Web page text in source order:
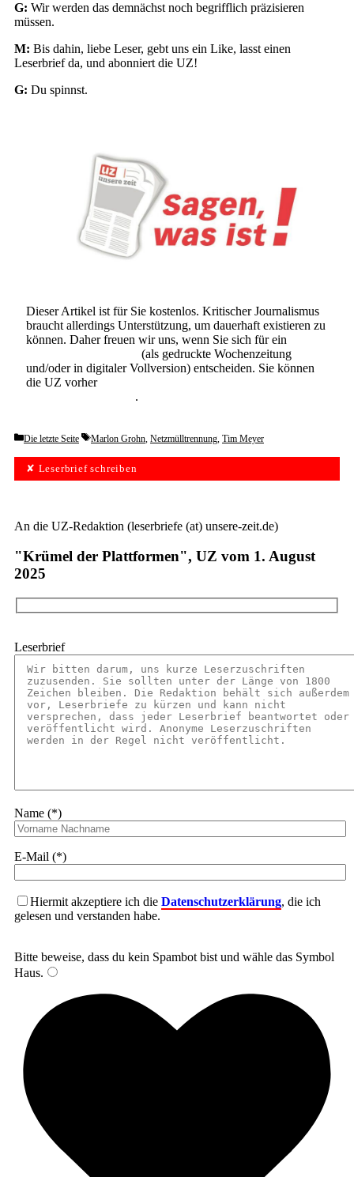
G: Wir werden das demnächst noch begrifflich präzisieren
müssen.
M: Bis dahin, liebe Leser, gebt uns ein Like, lasst einen
Leserbrief da, und abonniert die UZ!
G: Du spinnst.
Dieser Artikel ist für Sie kostenlos. Kritischer Journalismus
braucht allerdings Unterstützung, um dauerhaft existieren zu
können. Daher freuen wir uns, wenn Sie sich für ein
(als gedruckte Wochenzeitung
und/oder in digitaler Vollversion) entscheiden. Sie können
die UZ vorher
.
Categories
Die letzte Seite Tags
Marlon Grohn, Netzmülltrennung, Tim Meyer
✘ Leserbrief schreiben
An die UZ-Redaktion (leserbriefe (at) unsere-zeit.de)
"Krümel der Plattformen", UZ vom 1. August
2025
Leserbrief
Name (*)
E-Mail (*)
Hiermit akzeptiere ich die Datenschutzerklärung, die ich
gelesen und verstanden habe.
Bitte beweise, dass du kein Spambot bist und wähle das Symbol
Haus.